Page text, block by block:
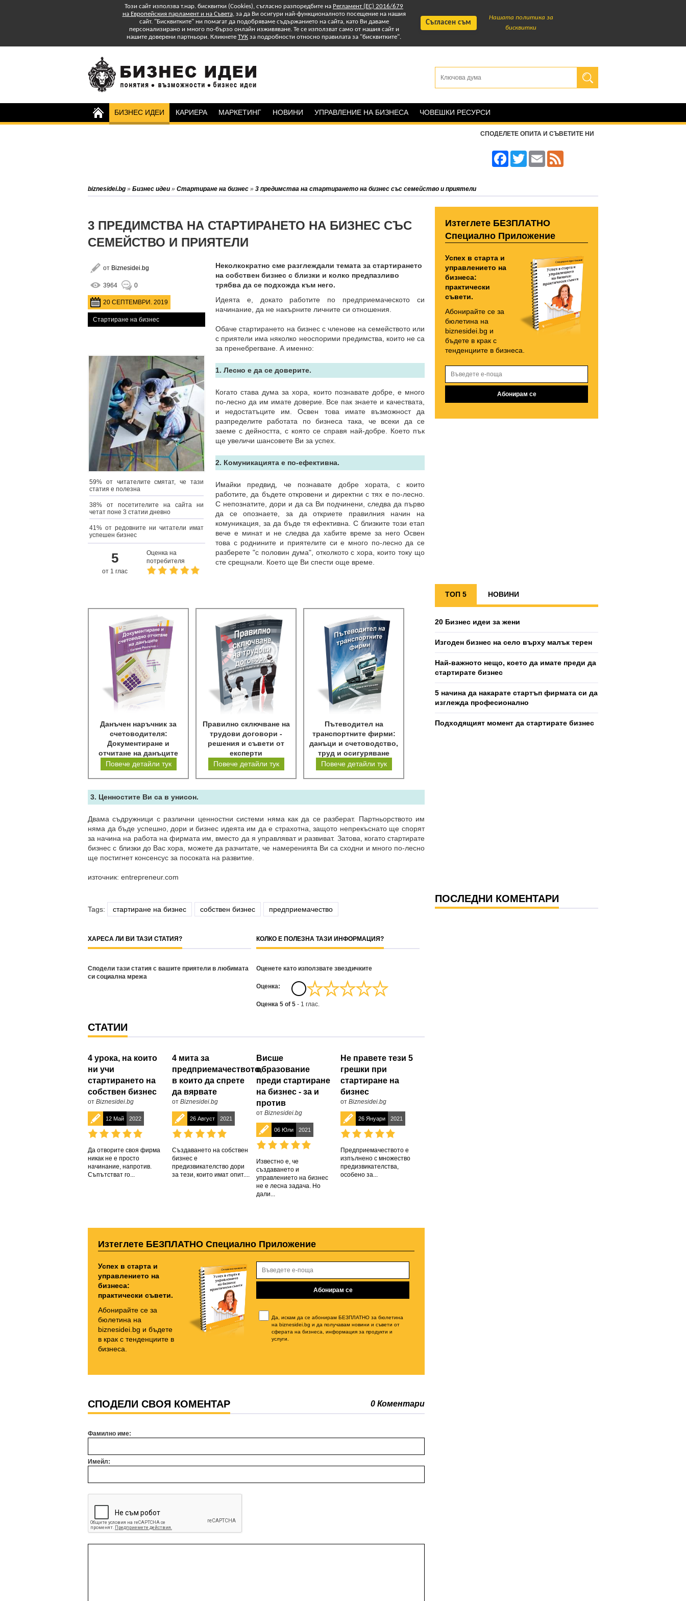
Съгласен съм
Нашата политика за
бисквитки
Този сайт използва т.нар. бисквитки (Cookies), съгласно разпоредбите на Регламент (ЕС) 2016/679
на Европейския парламент и на Съвета, за да Ви осигури най-функционалното посещение на нашия
сайт. "Бисквитките" ни помагат да подобряваме съдържанието на сайта, като Ви даваме
персонализирано и много по-бързо онлайн изживяване. Те се използват само от нашия сайт и
нашите доверени партньори. Кликнете ТУК за подробности относно правилата за "бисквитките".
БИЗНЕС ИДЕИ КАРИЕРА МАРКЕТИНГ НОВИНИ УПРАВЛЕНИЕ НА БИЗНЕСА ЧОВЕШКИ РЕСУРСИ
СПОДЕЛЕТЕ ОПИТА И СЪВЕТИТЕ НИ
FacebookTwitter Email
biznesidei.bg » Бизнес идеи » Стартиране на бизнес » 3 предимства на стартирането на бизнес със семейство и приятели
3 ПРЕДИМСТВА НА СТАРТИРАНЕТО НА БИЗНЕС СЪС
СЕМЕЙСТВО И ПРИЯТЕЛИ
от Biznesidei.bg
3964 0
20 СЕПТЕМВРИ. 2019
Стартиране на бизнес
59% от читателите смятат, че тази
статия е полезна
38% от посетителите на сайта ни
четат поне 3 статии дневно
41% от редовните ни читатели имат
успешен бизнес
5
от 1 глас
Оценка на
потребителя
Неколкократно сме разглеждали темата за стартирането
на собствен бизнес с близки и колко предпазливо
трябва да се подхожда към него.
Идеята е, докато работите по предприемаческото си
начинание, да не накърните личните си отношения.
Обаче стартирането на бизнес с членове на семейството или
с приятели има няколко неоспорими предимства, които не са
за пренебрегване. А именно:
1. Лесно е да се доверите.
Когато става дума за хора, които познавате добре, е много
по-лесно да им имате доверие. Все пак знаете и качествата,
и недостатъците им. Освен това имате възможност да
разпределите работата по бизнеса така, че всеки да се
заеме с дейността, с която се справя най-добре. Което пък
ще увеличи шансовете Ви за успех.
2. Комуникацията е по-ефективна.
Имайки предвид, че познавате добре хората, с които
работите, да бъдете откровени и директни с тях е по-лесно.
С непознатите, дори и да са Ви подчинени, следва да първо
да се опознаете, за да откриете правилния начин на
комуникация, за да бъде тя ефективна. С близките този етап
вече е минат и не следва да хабите време за него Освен
това с роднините и приятелите си е много по-лесно да се
разберете "с половин дума", отколкото с хора, които току що
сте срещнали. Което ще Ви спести още време.
Данъчен наръчник за
счетоводителя:
Документиране и
отчитане на данъците
Повече детайли тук
Правилно сключване на
трудови договори -
решения и съвети от
експерти
Повече детайли тук
Пътеводител на
транспортните фирми:
данъци и счетоводство,
труд и осигуряване
Повече детайли тук
3. Ценностите Ви са в унисон.
Двама съдружници с различни ценностни системи няма как да се разберат. Партньорството им
няма да бъде успешно, дори и бизнес идеята им да е страхотна, защото непрекъснато ще спорят
за начина на работа на фирмата им, вместо да я управляват и развиват. Затова, когато стартирате
бизнес с близки до Вас хора, можете да разчитате, че намеренията Ви са сходни и много по-лесно
ще постигнет консенсус за посоката на развитие.
източник: entrepreneur.com
Tags: стартиране на бизнес собствен бизнес предприемачество
ХАРЕСА ЛИ ВИ ТАЗИ СТАТИЯ?
Сподели тази статия с вашите приятели в любимата
си социална мрежа
КОЛКО Е ПОЛЕЗНА ТАЗИ ИНФОРМАЦИЯ?
Оценете като използвате звездичките
Oценка:
Оценка 5 of 5 - 1 глас.
СТАТИИ
4 урока, на които
ни учи
стартирането на
собствен бизнес
от Biznesidei.bg
12 Май 2022
Да отворите своя фирма
никак не е просто
начинание, напротив.
Съпътстват го...
4 мита за
предприемачеството,
в които да спрете
да вярвате
от Biznesidei.bg
26 Август 2021
Създаването на собствен
бизнес е
предизвикателство дори
за тези, които имат опит....
Висше
образование
преди стартиране
на бизнес - за и
против
от Biznesidei.bg
06 Юли 2021
Известно е, че
създаването и
управлението на бизнес
не е лесна задача. Но
дали...
Не правете тези 5
грешки при
стартиране на
бизнес
от Biznesidei.bg
26 Януари 2021
Предприемачеството е
изпълнено с множество
предизвикателства,
особено за...
Изтеглете БЕЗПЛАТНО Специално Приложение
Успех в старта и
управлението на
бизнеса:
практически съвети.
Абонирайте се за
бюлетина на
biznesidei.bg и бъдете
в крак с тенденциите в
бизнеса.
Да, искам да се абонирам БЕЗПЛАТНО за бюлетина
на biznesidei.bg и да получавам новини и съвети от
сферата на бизнеса, информация за продукти и
услуги.
СПОДЕЛИ СВОЯ КОМЕНТАР 0 Коментари
Фамилно име:
Имейл:
Изтеглете БЕЗПЛАТНО
Специално Приложение
Успех в старта и
управлението на
бизнеса:
практически
съвети.
Абонирайте се за
бюлетина на
biznesidei.bg и
бъдете в крак с
тенденциите в бизнеса.
ТОП 5 НОВИНИ
20 Бизнес идеи за жени
Изгоден бизнес на село върху малък терен
Най-важното нещо, което да имате преди да
стартирате бизнес
5 начина да накарате стартъп фирмата си да
изглежда професионално
Подходящият момент да стартирате бизнес
ПОСЛЕДНИ КОМЕНТАРИ
Абонирайте се за бюлетина на
biznesidei.bg и бъдете в крак с